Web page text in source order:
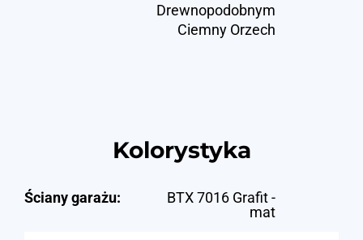
Drewnopodobnym
Ciemny Orzech
Kolorystyka
Ściany garażu:
BTX 7016 Grafit -
mat